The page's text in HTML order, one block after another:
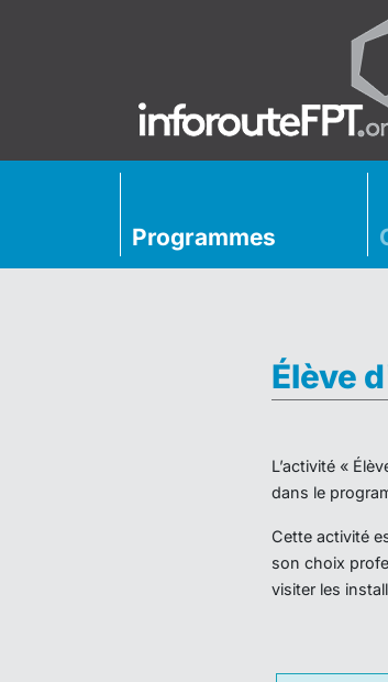
Programmes
Élève
L’activité «
dans le
Cette activité
son choix
visiter les